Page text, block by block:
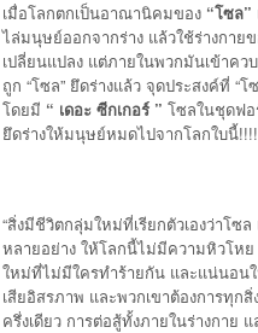
เมื่อโลกตกเป็นอาณานิคมของ “โซล”
ไล่มนุษย์ออกจากร่าง แล้วใช้ร่างกา
เปลี่ยนแปลง แต่ภายในพวกมันเข้าคว
ถูก “โซล” ยึดร่างแล้ว จุดประสงค์ที่ “
โดยมี “ เดอะ ซีกเกอร์ ” โซลในชุดฟ
ยึดร่างให้มนุษย์หมดไปจากโลกใบนี้!!!!
“สิ่งมีชีวิตกลุ่มใหม่ที่เรียกตัวเองว่าโซ
หลายอย่าง ให้โลกนี้ไม่มีความหิวโห
ใหม่ที่ไม่มีใครทำร้ายกัน และแน่นอน
เสียอิสรภาพ และพวกเขาต้องการทุก
ครึ่งเดียว การต่อสู้ทั้งภายในร่างกาย